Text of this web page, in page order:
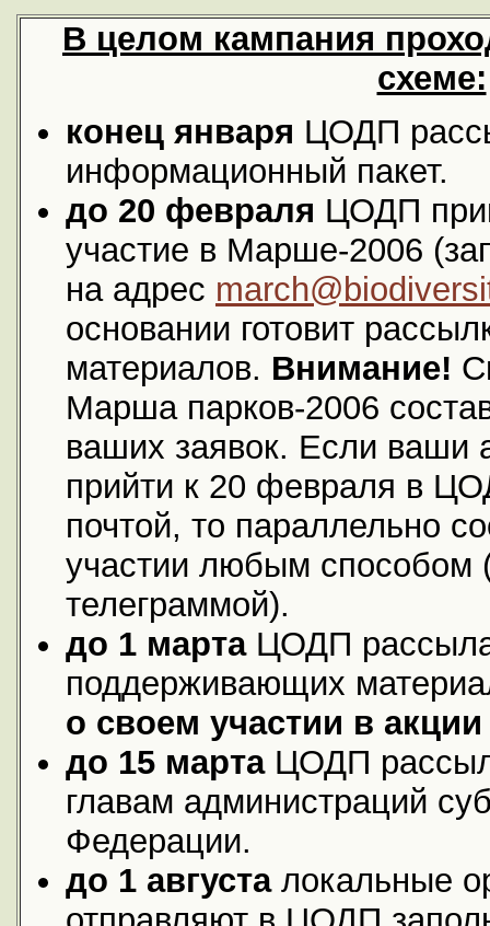
В целом кампания
схеме:
конец января ЦОДП
информационный пакет.
до 20 февраля ЦОДП
участие в Марше-2006
на адрес
основании готовит
материалов. Внимание!
Марша парков-2006
ваших заявок. Если ваши
прийти к 20 февраля в
почтой, то параллельно
участии любым способом
телеграммой).
до 1 марта ЦОДП
поддерживающих
о своем участии в
до 15 марта ЦОДП
главам администраций
Федерации.
до 1 августа локальные